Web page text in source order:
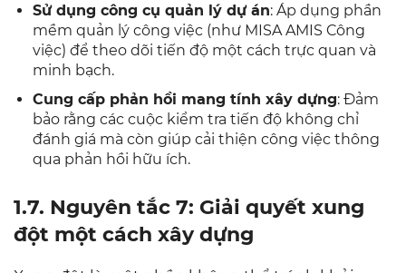
Sử dụng công cụ quản lý dự án: Áp dụng phần
mềm quản lý công việc (như MISA AMIS Công
việc) để theo dõi tiến độ một cách trực quan và
minh bạch.
Cung cấp phản hồi mang tính xây dựng: Đảm
bảo rằng các cuộc kiểm tra tiến độ không chỉ
đánh giá mà còn giúp cải thiện công việc thông
qua phản hồi hữu ích.
1.7. Nguyên tắc 7: Giải quyết xung
đột một cách xây dựng